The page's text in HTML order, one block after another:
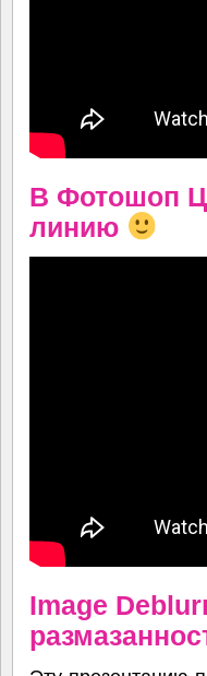
В Фотошоп
линию
Image